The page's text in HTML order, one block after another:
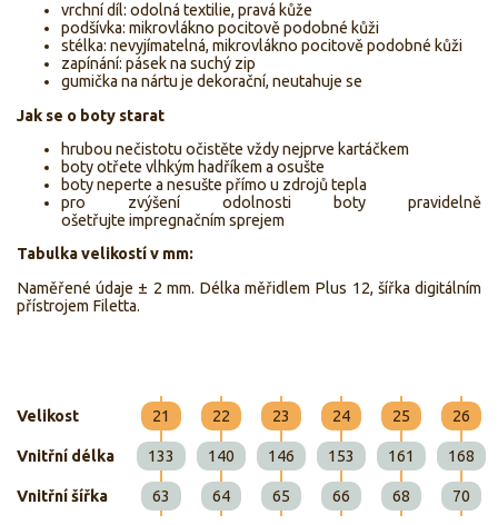
vrchní díl: odolná textilie, pravá kůže
podšívka: mikrovlákno pocitově podobné kůži
stélka: nevyjímatelná, mikrovlákno pocitově podobné kůži
zapínání: pásek na suchý zip
gumička na nártu je dekorační, neutahuje se
Jak se o boty starat
hrubou nečistotu očistěte vždy nejprve kartáčkem
boty otřete vlhkým hadříkem a osušte
boty neperte a nesušte přímo u zdrojů tepla
pro zvýšení odolnosti boty pravidelně
ošetřujte impregnačním sprejem
Tabulka velikostí v mm:
Naměřené údaje ± 2 mm. Délka měřidlem Plus 12, šířka digitálním
přístrojem Filetta.
Velikost 21 22 23 24 25 26
Vnitřní délka 133 140 146 153 161 168
Vnitřní šířka 63 64 65 66 68 70